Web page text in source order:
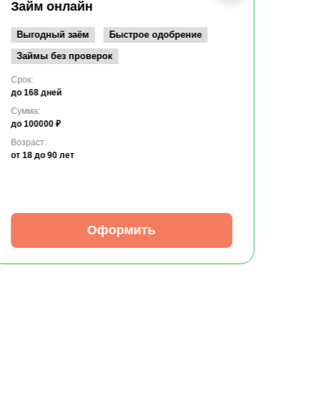
Займ онлайн
Выгодный заём
Быстрое одобрение
Займы без проверок
Срок:
до 168 дней
Сумма:
до 100000 ₽
Возраст:
от 18 до 90 лет
Оформить